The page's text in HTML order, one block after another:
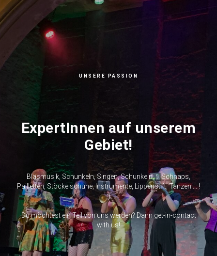
UNSERE PASSION
ExpertInnen auf unserem
Gebiet!
Blasmusik, Schunkeln, Singen, Schunkeln, ... Schnaps,
Pailletten, Stöckelschuhe, Instrumente, Lippenstift, Tanzen ... !
:)
Du möchtest ein Teil von uns werden? Dann get-in-contact
with us!